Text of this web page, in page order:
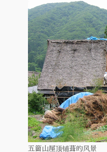
五箇山屋顶铺葺的风景